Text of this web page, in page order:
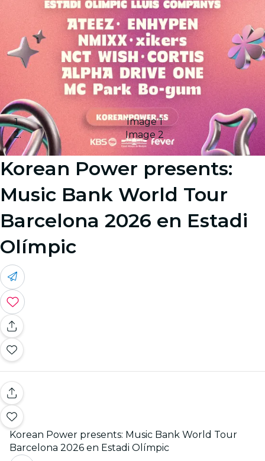
Image 1
Image 2
Korean Power presents:
Music Bank World Tour
Barcelona 2026 en Estadi
Olímpic
Korean Power presents: Music Bank World Tour
Barcelona 2026 en Estadi Olímpic